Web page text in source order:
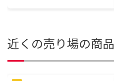
近くの売り場の商品